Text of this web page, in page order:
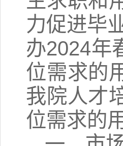
力促进毕
办2024年
位需求的
我院人才
位需求的